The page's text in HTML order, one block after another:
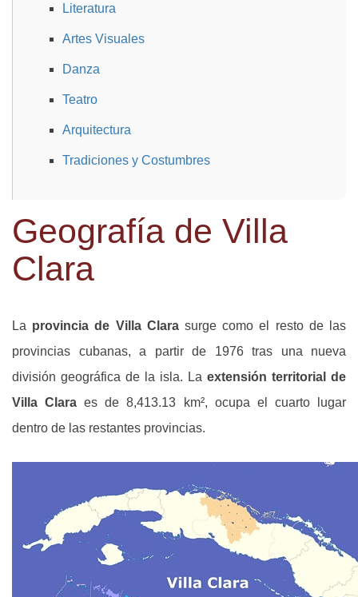
Literatura
Artes Visuales
Danza
Teatro
Arquitectura
Tradiciones y Costumbres
Geografía de Villa
Clara
La provincia de Villa Clarasurge como el resto de las
provincias cubanas, a partir de 1976 tras una nueva
división geográfica de la isla. La extensión territorial de
Villa Clara es de 8,413.13 km², ocupa el cuarto lugar
dentro de las restantes provincias.